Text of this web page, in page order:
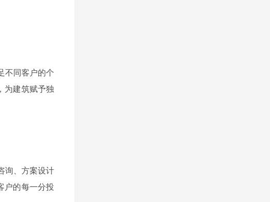
不同客户的个
为建筑赋予独
询、方案设计
户的每一分投